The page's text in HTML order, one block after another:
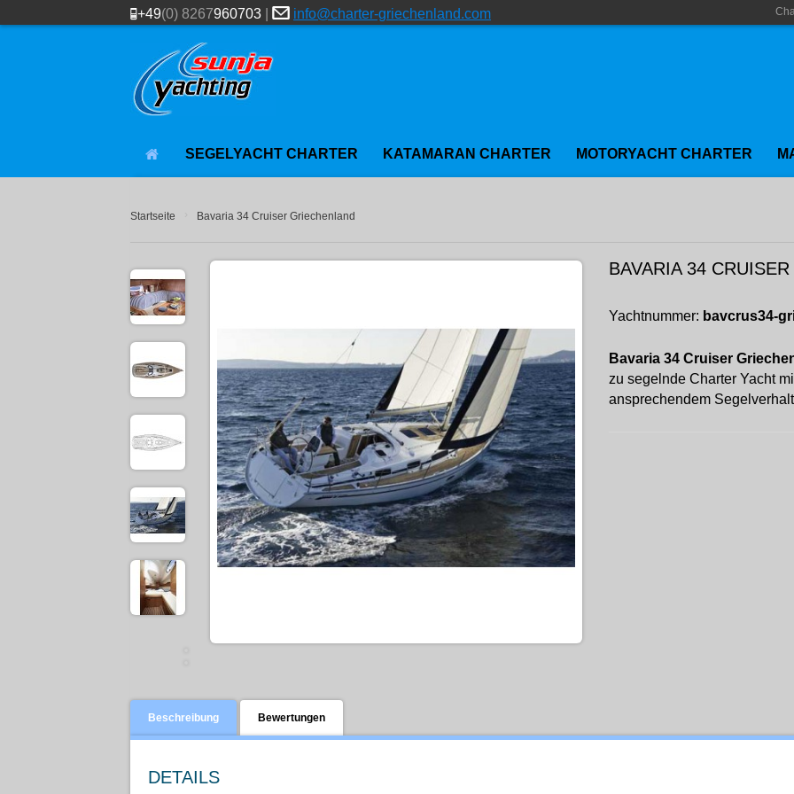
+49(0) 8267960703 info@charter-griechenland.com
SEGELYACHT CHARTER KATAMARAN CHARTER MOTORYACHT CHARTER
Startseite Bavaria 34 Cruiser Griechenland
BAVARIA 34
Yachtnummer: bavcrus34-
Bavaria 34 Cruiser
zu segelnde Charter Yacht
ansprechendem
Beschreibung Bewertungen
DETAILS